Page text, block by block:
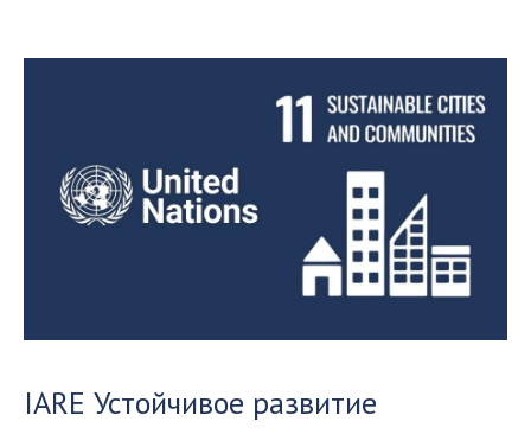
IARE Устойчивое развитие